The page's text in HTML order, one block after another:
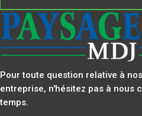
Pour toute question relative à
entreprise, n'hésitez pas à nous
temps.